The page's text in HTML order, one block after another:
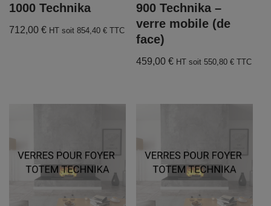
1000 Technika
712,00 € HT soit 854,40 € TTC
900 Technika –
verre mobile (de
face)
459,00 € HT soit 550,80 €TTC